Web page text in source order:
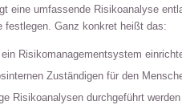
eine umfassende Risikoanalyse
festlegen. Ganz konkret heißt das:
Risikomanagementsystem
Zuständigen für den
Risikoanalysen durchgeführt